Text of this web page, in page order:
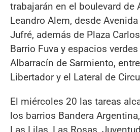
trabajarán en el boulevard de
Leandro Alem, desde
Jufré, además de Plaza
Barrio Fuva y espacios
Albarracín de Sarmiento,
Libertador y el Lateral de
El miércoles 20 las tareas
los barrios Bandera
Las Lilas, Las Rosas,